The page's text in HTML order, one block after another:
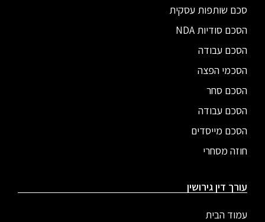
סכם שותפות עסקית
הסכם סודיות NDA
הסכם עבודה
הסכמי הפצה
הסכם סחר
הסכם עבודה
הסכם מייסדים
חוזה מסחרי
עורך דין גירושין
עמוד הבית